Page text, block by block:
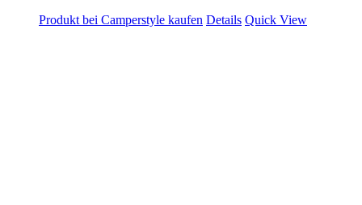
Produkt bei Camperstyle kaufen Details Quick View